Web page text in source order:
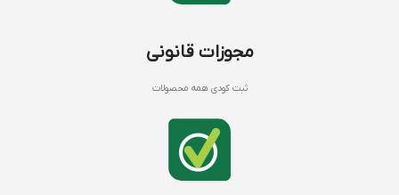
مجوزات قانونی
ثبت کودی همه محصولات